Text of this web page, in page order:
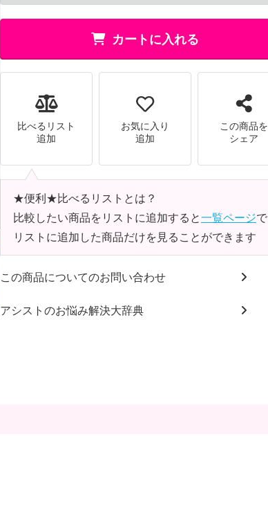
カートに入れる
比べるリスト
追加
お気に入り
追加
この商品を
シェア
★便利★比べるリストとは？
比較したい商品をリストに追加すると一覧ページで
リストに追加した商品だけを見ることができます
この商品についてのお問い合わせ
アシストのお悩み解決大辞典